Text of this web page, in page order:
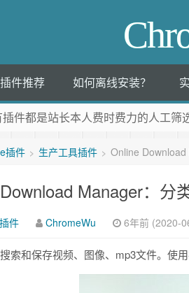
插件推荐 如何离线安装？
件都是站长本人费时费力的人工筛
插件 > 生产工具插件 > Online
Manager：分
件 ChromeWu 6年前 (2020-
索和保存视频、图像、mp3文件。使